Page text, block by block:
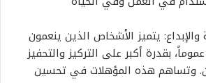
والإبداع: يتميز الأشخاص الذين ينعمون
بقدرة أكبر على التركيز والتحفيز
وتساهم هذه المؤهلات في تحسين